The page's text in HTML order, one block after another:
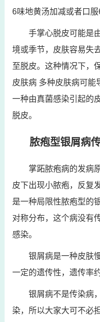
6味地黄汤加减或者口服
手掌心脱皮可能是
境或季节，皮肤容易失
至脱皮。这种情况下，
皮肤病 多种皮肤病可能
一种由真菌感染引起的
脱皮。
脓疱型银屑病
掌跖脓疱病的发病
皮下出现小脓疱，反复
是一种局限性脓疱型的
对称分布，这个病没有
感染。
银屑病是一种皮肤
一定的遗传性，遗传率
银屑病不是传染病
染，所以大家大可不必